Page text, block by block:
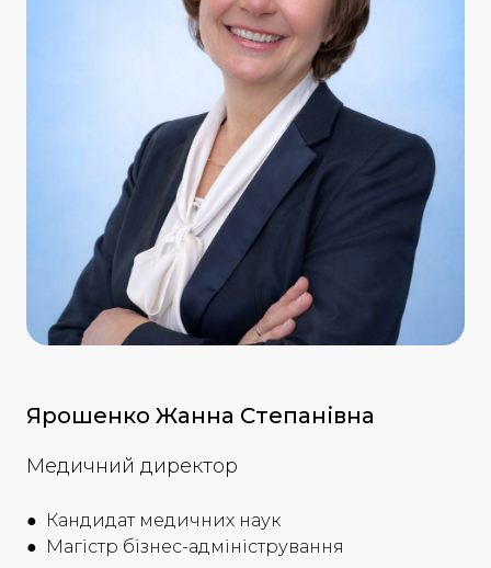
Ярошенко Жанна Степанівна
Медичний директор
● Кандидат медичних наук
● Магістр бізнес-адміністрування